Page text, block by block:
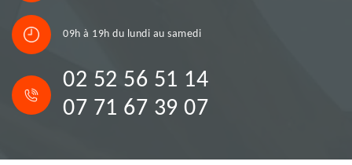
09h à 19h du lundi au samedi
02 52 56 51 14
07 71 67 39 07